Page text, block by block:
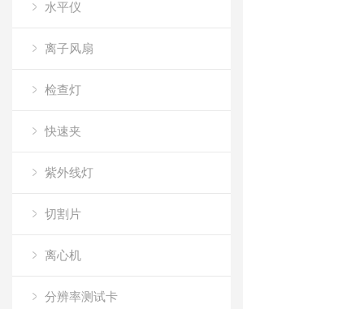
水平仪
离子风扇
检查灯
快速夹
紫外线灯
切割片
离心机
分辨率测试卡